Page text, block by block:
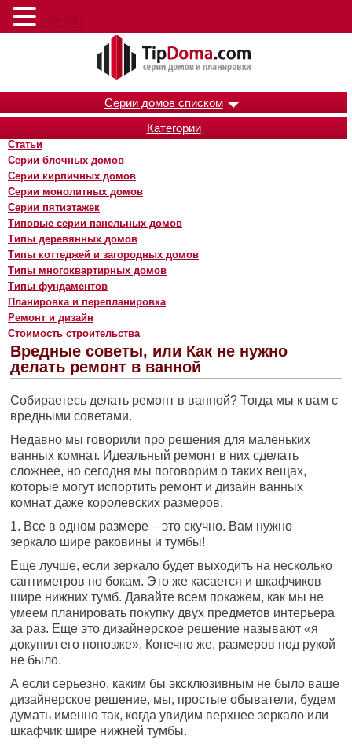
Серии домов списком
Категории
Статьи
Серии блочных домов
Серии кирпичных домов
Серии монолитных домов
Серии пятиэтажек
Типовые серии панельных домов
Типы деревянных домов
Типы коттеджей и загородных домов
Типы многоквартирных домов
Типы фундаментов
Планировка и перепланировка
Ремонт и дизайн
Стоимость строительства
Вредные советы, или Как не нужно
делать ремонт в ванной
Собираетесь делать ремонт в ванной? Тогда мы к вам с
вредными советами.
Недавно мы говорили про решения для маленьких
ванных комнат. Идеальный ремонт в них сделать
сложнее, но сегодня мы поговорим о таких вещах,
которые могут испортить ремонт и дизайн ванных
комнат даже королевских размеров.
1. Все в одном размере – это скучно. Вам нужно
зеркало шире раковины и тумбы!
Еще лучше, если зеркало будет выходить на несколько
сантиметров по бокам. Это же касается и шкафчиков
шире нижних тумб. Давайте всем покажем, как мы не
умеем планировать покупку двух предметов интерьера
за раз. Еще это дизайнерское решение называют «я
докупил его попозже». Конечно же, размеров под рукой
не было.
А если серьезно, каким бы эксклюзивным не было ваше
дизайнерское решение, мы, простые обыватели, будем
думать именно так, когда увидим верхнее зеркало или
шкафчик шире нижней тумбы.